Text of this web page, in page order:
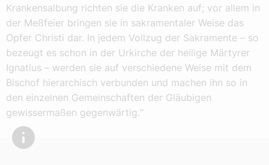
Krankensalbung richten sie die Kranken auf; vor allem in
der Meßfeier bringen sie in sakramentaler Weise das
Opfer Christi dar. In jedem Vollzug der Sakramente – so
bezeugt es schon in der Urkirche der heilige Märtyrer
Ignatius – werden sie auf verschiedene Weise mit dem
Bischof hierarchisch verbunden und machen ihn so in
den einzelnen Gemeinschaften der Gläubigen
gewissermaßen gegenwärtig.“